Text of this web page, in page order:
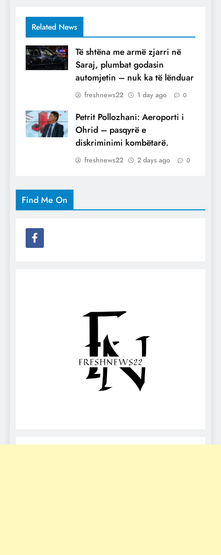
Related News
Të shtëna me armë zjarri në
Saraj, plumbat godasin
automjetin – nuk ka të lënduar
freshnews22 1 day ago 0
Petrit Pollozhani: Aeroporti i
Ohrid – pasqyrë e
diskriminimi kombëtarë.
freshnews22 2 days ago 0
Find Me On